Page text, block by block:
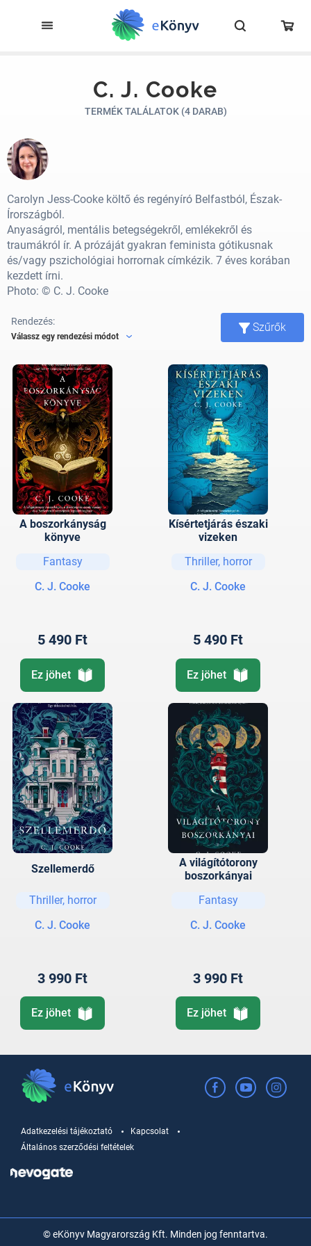
C. J. Cooke
TERMÉK TALÁLATOK (4 DARAB)
Carolyn Jess-Cooke költő és regényíró Belfastból, Észak-
Írországból.
Anyaságról, mentális betegségekről, emlékekről és
traumákról ír. A prózáját gyakran feminista gótikusnak
és/vagy pszichológiai horrornak címkézik. 7 éves korában
kezdett írni.
Photo: © C. J. Cooke
Rendezés:
Válassz egy rendezési módot
Szűrők
A boszorkányság
könyve
Fantasy
C. J. Cooke
5 490 Ft
Ez jöhet
Kísértetjárás északi
vizeken
Thriller, horror
C. J. Cooke
5 490 Ft
Ez jöhet
Szellemerdő
Thriller, horror
C. J. Cooke
3 990 Ft
Ez jöhet
A világítótorony
boszorkányai
Fantasy
C. J. Cooke
3 990 Ft
Ez jöhet
Adatkezelési tájékoztató
Kapcsolat
Általános szerződési feltételek
© eKönyv Magyarország Kft. Minden jog fenntartva.